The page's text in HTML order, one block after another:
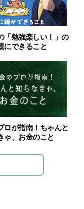
「勉強楽しい！」の
にできること
ロが指南！ちゃんと
ゃ、お金のこと